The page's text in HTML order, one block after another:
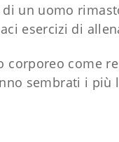
un uomo
esercizi di
come
sembrati i più